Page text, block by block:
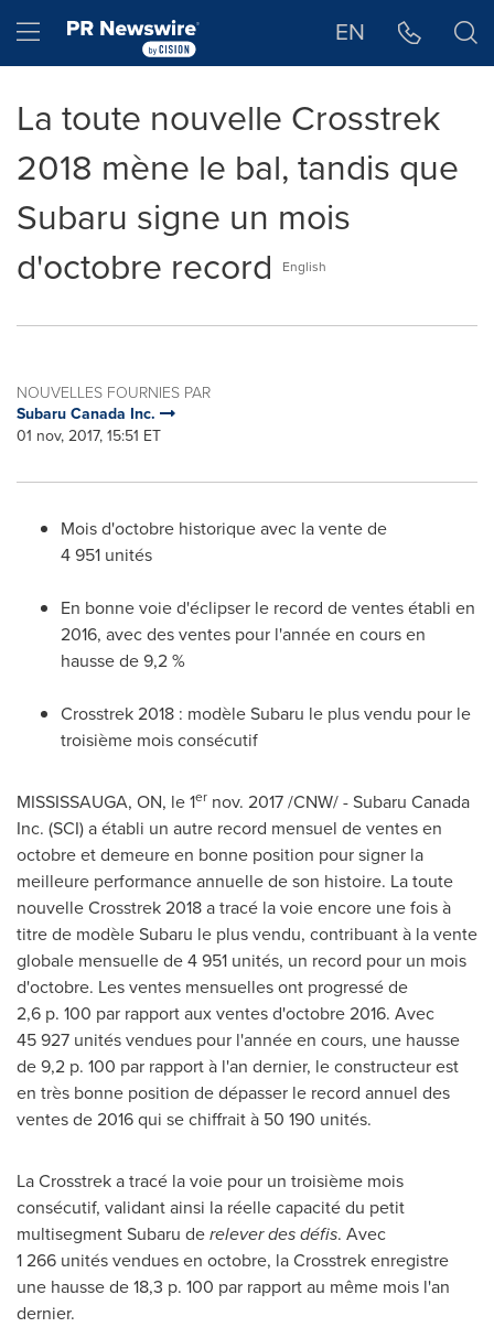
Hamburger menu EN
La toute nouvelle Crosstrek
2018 mène le bal, tandis que
Subaru signe un mois
d'octobre record
English
NOUVELLES FOURNIES PAR
Subaru Canada Inc.
01 nov, 2017, 15:51 ET
Mois d'octobre historique avec la vente de
4 951 unités
En bonne voie d'éclipser le record de ventes établi en
2016, avec des ventes pour l'année en cours en
hausse de 9,2 %
Crosstrek 2018 : modèle Subaru le plus vendu pour le
troisième mois consécutif
MISSISSAUGA, ON, le 1er nov. 2017/CNW/ - Subaru Canada
Inc. (SCI) a établi un autre record mensuel de ventes en
octobre et demeure en bonne position pour signer la
meilleure performance annuelle de son histoire. La toute
nouvelle Crosstrek 2018 a tracé la voie encore une fois à
titre de modèle Subaru le plus vendu, contribuant à la vente
globale mensuelle de 4 951 unités, un record pour un mois
d'octobre. Les ventes mensuelles ont progressé de
2,6 p. 100 par rapport aux ventes d'octobre 2016. Avec
45 927 unités vendues pour l'année en cours, une hausse
de 9,2 p. 100 par rapport à l'an dernier, le constructeur est
en très bonne position de dépasser le record annuel des
ventes de 2016 qui se chiffrait à 50 190 unités.
La Crosstrek a tracé la voie pour un troisième mois
consécutif, validant ainsi la réelle capacité du petit
multisegmentSubaru derelever des défis. Avec
1 266 unités vendues en octobre, la Crosstrek enregistre
une hausse de 18,3 p. 100 par rapport au même mois l'an
dernier.